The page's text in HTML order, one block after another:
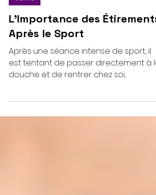
Cross Fight Gym
Santé
L'Importance des Étirements
Après le Sport
douche et de rentrer chez soi...